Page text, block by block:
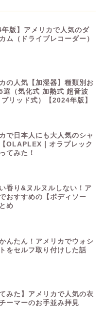
年版】アメリカで人気のダ
ム（ドライブレコーダー）
の人気【加湿器】種類別お
選（気化式 加熱式 超音波
リッド式）【2024年版】
で日本人にも大人気のシャ
OLAPLEX｜オラプレック
てみた！
香り&ヌルヌルしない！ア
おすすめの【ボディソー
め
んたん！アメリカでウォシ
をセルフ取り付けした話
てみた】アメリカで人気の衣
ーマーのお手並み拝見